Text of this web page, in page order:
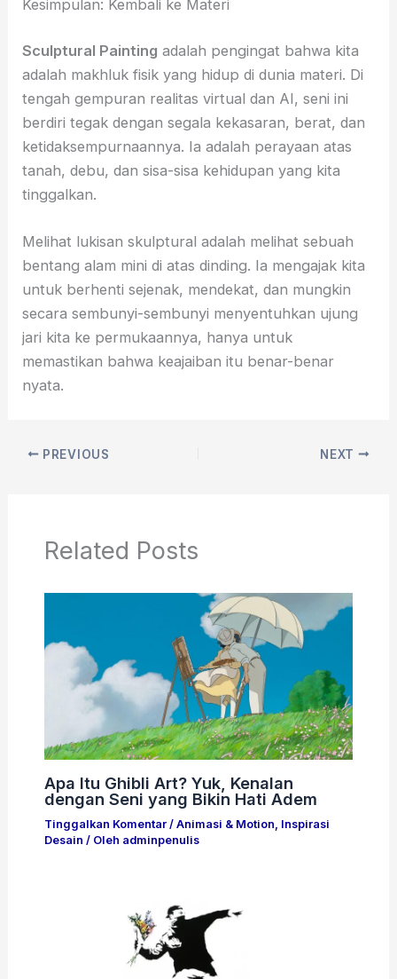
Kesimpulan: Kembali ke Materi
Sculptural Painting adalah pengingat bahwa kita
adalah makhluk fisik yang hidup di dunia materi. Di
tengah gempuran realitas virtual dan AI, seni ini
berdiri tegak dengan segala kekasaran, berat, dan
ketidaksempurnaannya. Ia adalah perayaan atas
tanah, debu, dan sisa-sisa kehidupan yang kita
tinggalkan.
Melihat lukisan skulptural adalah melihat sebuah
bentang alam mini di atas dinding. Ia mengajak kita
untuk berhenti sejenak, mendekat, dan mungkin
secara sembunyi-sembunyi menyentuhkan ujung
jari kita ke permukaannya, hanya untuk
memastikan bahwa keajaiban itu benar-benar
nyata.
PREVIOUS NEXT
Related Posts
Apa Itu Ghibli Art? Yuk, Kenalan
dengan Seni yang Bikin Hati Adem
Tinggalkan Komentar / Animasi & Motion Inspirasi
Desain / Oleh adminpenulis